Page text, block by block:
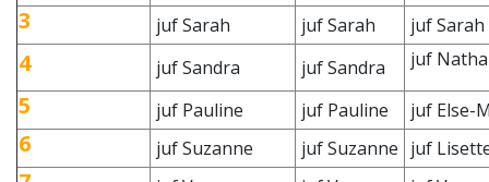
3 juf Sarah juf Sarah juf Sarah
4 juf Sandra juf Sandra juf
5 juf Pauline juf Pauline juf Else-
6 juf Suzanne juf Suzanne juf